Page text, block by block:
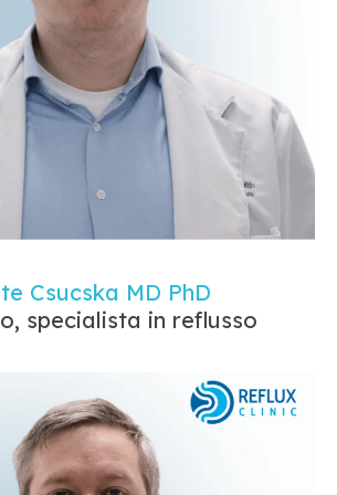
Csucska MD PhD
specialista in reflusso